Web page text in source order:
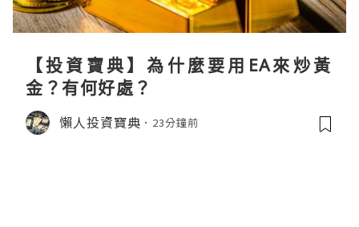
【投資寶典】為什麼要用EA來炒黃
金？有何好處？
懶人投資寶典 23分鐘前